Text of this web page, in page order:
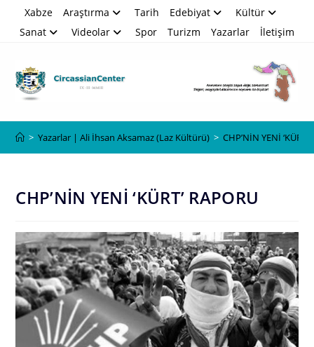
Xabze Araştırma Tarih Edebiyat
Kültür
Sanat
Videolar Spor Turizm Yazarlar İletişim
> Yazarlar | Ali İhsan Aksamaz (Laz Kültürü) > CHP’NİN YENİ ‘KÜRT’
CHP’NİN YENİ ‘KÜRT’ RAPORU